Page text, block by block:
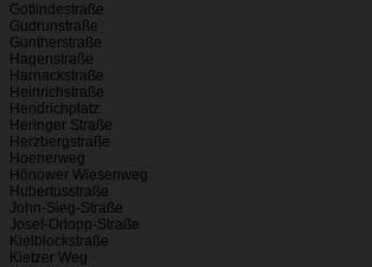
Gotlindestraße
Gudrunstraße
Guntherstraße
Hagenstraße
Harnackstraße
Heinrichstraße
Hendrichplatz
Heringer Straße
Herzbergstraße
Hoenerweg
Hönower Wiesenweg
Hubertusstraße
John-Sieg-Straße
Josef-Orlopp-Straße
Kielblockstraße
Kietzer Weg